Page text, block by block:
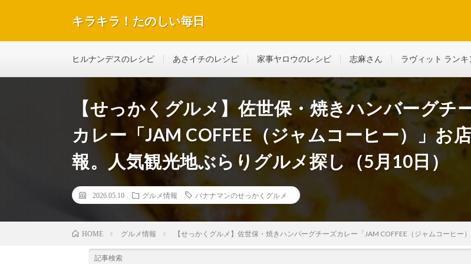
キラキラ！たのしい毎日
ヒルナンデスのレシピ あさイチのレシピ 家事ヤロウのレシピ 志麻さん ラヴィット ランキ
【せっかくグルメ】佐世保・焼きハンバーグチ
カレー「JAM COFFEE（ジャムコーヒー）」お
報。人気観光地ぶらりグルメ探し（5月10日）
2026.05.10 グルメ情報 バナナマンのせっかくグルメ
HOME グルメ情報 【せっかくグルメ】佐世保・焼きハンバーグチーズカレー「JAM COFFEE（ジャムコーヒー